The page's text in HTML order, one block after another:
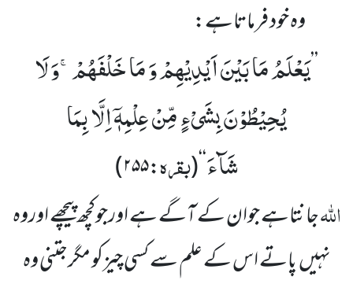
وہ خود فرماتاہے:
’’یَعْلَمُ مَا بَیْنَ اَیْدِیْهِمْ وَ مَا خَلْفَهُمْۚ-وَ لَا
یُحِیْطُوْنَ بِشَیْءٍ مِّنْ عِلْمِهٖۤ اِلَّا بِمَا
شَآءَ‘‘
(بقرہ:۲۵۵)
اللّٰہجانتاہے جوان کے آگے ہے اورجوکچھ پیچھے اوروہ
نہیں پاتے اس کے علم سے کسی چیزکو مگرجتنی وہ